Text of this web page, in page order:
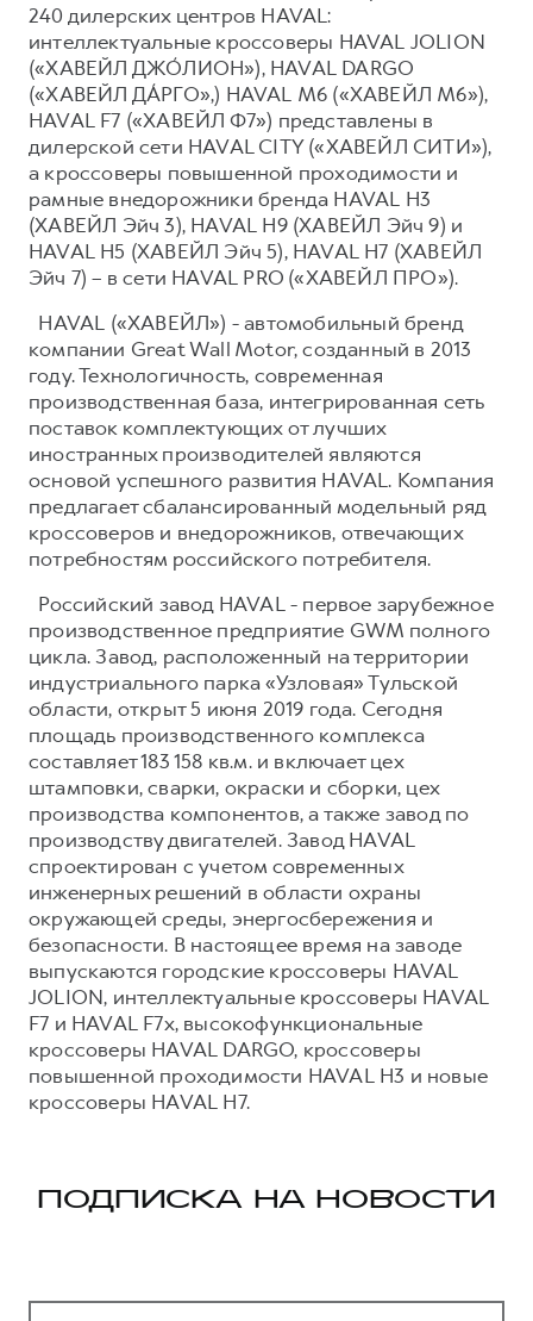
240 дилерских центров HAVAL:
интеллектуальные кроссоверы HAVAL JOLION
(«ХАВЕЙЛ ДЖО́ЛИОН»), HAVAL DARGO
(«ХАВЕЙЛ ДА́РГО»,) HAVAL М6 («ХАВЕЙЛ M6»),
HAVAL F7 («ХАВЕЙЛ Ф7») представлены в
дилерской сети HAVAL CITY («ХАВЕЙЛ СИТИ»),
а кроссоверы повышенной проходимости и
рамные внедорожники бренда HAVAL H3
(ХАВЕЙЛ Эйч 3), HAVAL H9 (ХАВЕЙЛ Эйч 9) и
HAVAL H5 (ХАВЕЙЛ Эйч 5), HAVAL H7 (ХАВЕЙЛ
Эйч 7) – в сети HAVAL PRO («ХАВЕЙЛ ПРО»).
HAVAL («ХАВЕЙЛ») - автомобильный бренд
компании Great Wall Motor, созданный в 2013
году. Технологичность, современная
производственная база, интегрированная сеть
поставок комплектующих от лучших
иностранных производителей являются
основой успешного развития HAVAL. Компания
предлагает сбалансированный модельный ряд
кроссоверов и внедорожников, отвечающих
потребностям российского потребителя.
Российский завод HAVAL - первое зарубежное
производственное предприятие GWM полного
цикла. Завод, расположенный на территории
индустриального парка «Узловая» Тульской
области, открыт 5 июня 2019 года. Сегодня
площадь производственного комплекса
составляет 183 158 кв.м. и включает цех
штамповки, сварки, окраски и сборки, цех
производства компонентов, а также завод по
производству двигателей. Завод HAVAL
спроектирован с учетом современных
инженерных решений в области охраны
окружающей среды, энергосбережения и
безопасности. В настоящее время на заводе
выпускаются городские кроссоверы HAVAL
JOLION, интеллектуальные кроссоверы HAVAL
F7 и HAVAL F7x, высокофункциональные
кроссоверы HAVAL DARGO, кроссоверы
повышенной проходимости HAVAL H3 и новые
кроссоверы HAVAL H7.
ПОДПИСКА НА НОВОСТИ